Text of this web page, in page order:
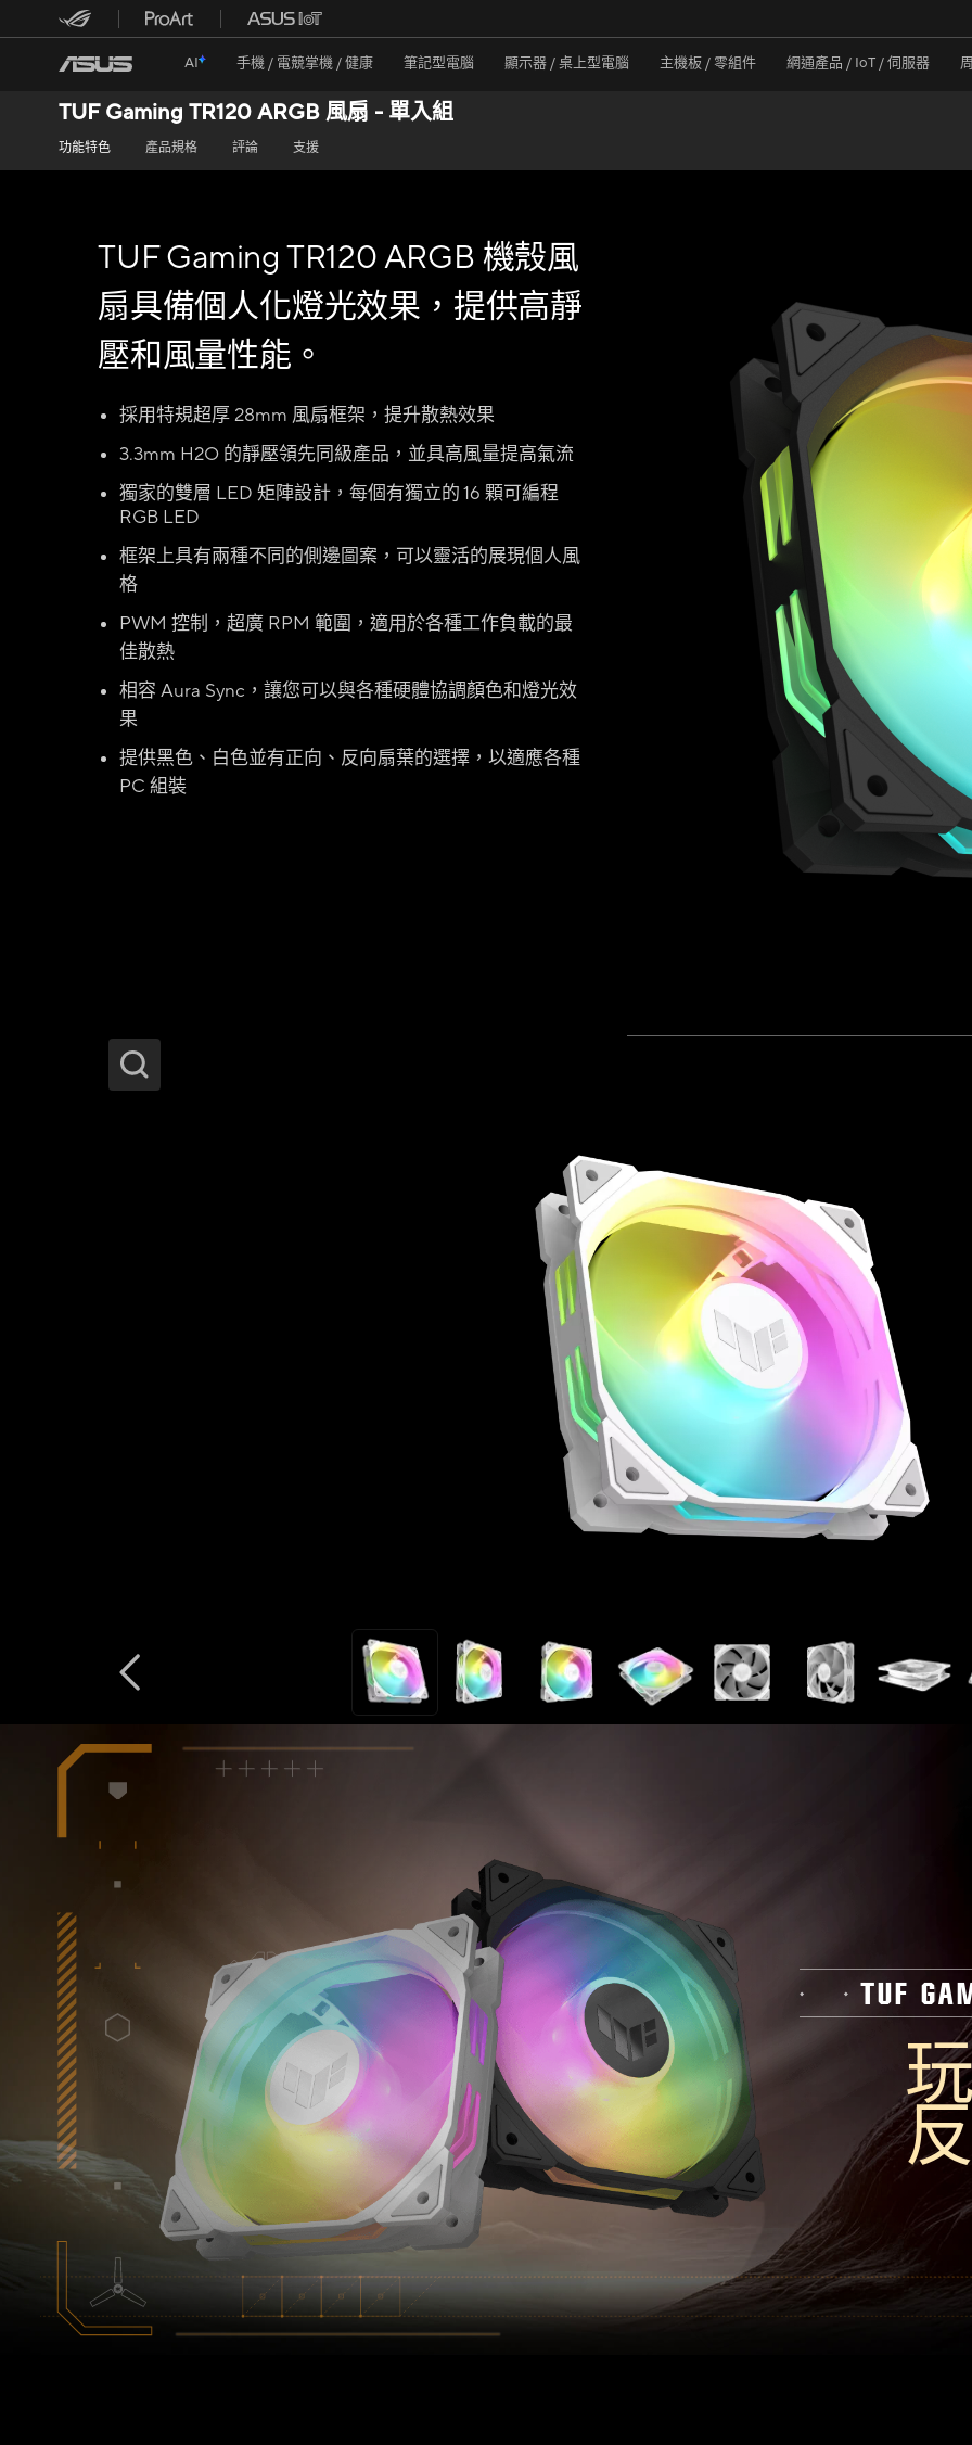
AI 手機 / 電競掌機 / 健康 筆記型電腦 顯示器 / 桌上型電腦 主機板 / 零組件 網通產品 / IoT / 伺服器
TUF Gaming TR120 ARGB 風扇 - 單入組
功能特色 產品規格 評論 支援
TUF Gaming TR120 ARGB 機殼風
扇具備個人化燈光效果，提供高靜
壓和風量性能。
採用特規超厚 28mm 風扇框架，提升散熱效果
3.3mm H2O 的靜壓領先同級產品，並具高風量提高氣流
獨家的雙層 LED 矩陣設計，每個有獨立的 16 顆可編程
RGB LED
框架上具有兩種不同的側邊圖案，可以靈活的展現個人風
格
PWM 控制，超廣 RPM 範圍，適用於各種工作負載的最
佳散熱
相容 Aura Sync，讓您可以與各種硬體協調顏色和燈光效
果
提供黑色、白色並有正向、反向扇葉的選擇，以適應各種
PC 組裝
TUF